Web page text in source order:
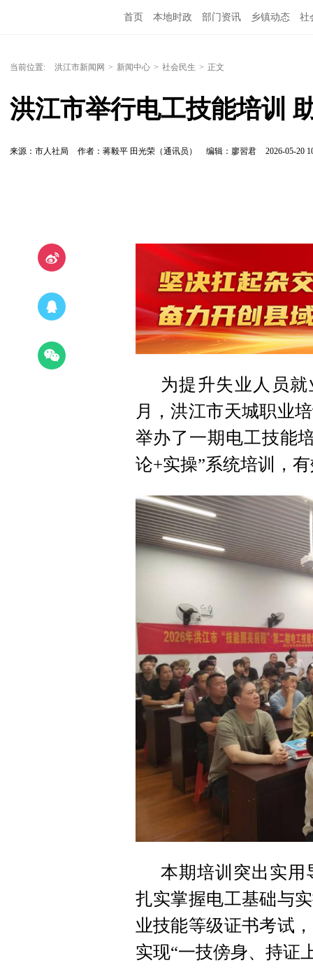
首页 本地时政 部门资讯 乡镇动态 社
当前位置: 洪江市新闻网 > 新闻中心 > 社会民生 > 正文
洪江市举行电工技能培训
来源：市人社局 作者：蒋毅平 田光荣（通讯员） 编辑：廖習君 2026-05-20
为提升失业人员
月，洪江市天城职业
举办了一期电工技能
论+实操”系统培训，
本期培训突出实用
扎实掌握电工基础与
业技能等级证书考试
实现“一技傍身、持证